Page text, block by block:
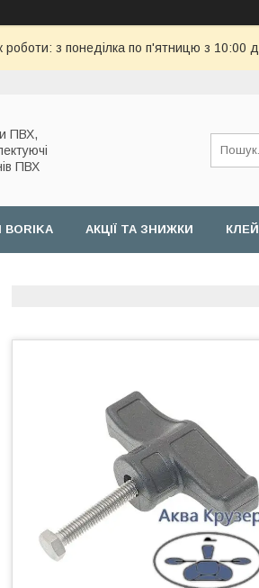
роботи: з понеділка по п'ятницю з 10:00
ПВХ,
ПВХ
BORIKA АКЦІЇ ТА ЗНИЖКИ